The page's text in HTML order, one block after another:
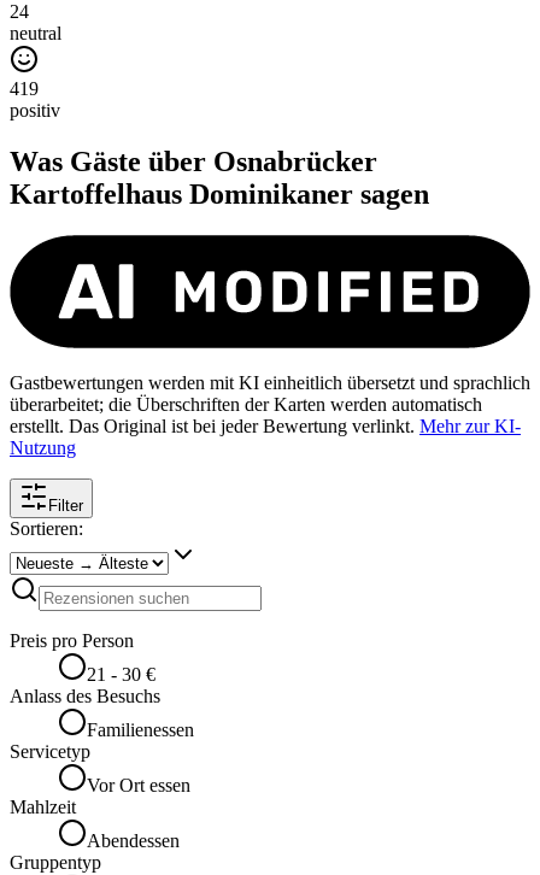
24
neutral
419
positiv
Was Gäste über Osnabrücker
Kartoffelhaus Dominikaner sagen
Gastbewertungen werden mit KI einheitlich übersetzt und sprachlich
überarbeitet; die Überschriften der Karten werden automatisch
erstellt. Das Original ist bei jeder Bewertung verlinkt. Mehr zur KI-
Nutzung
Filter
Sortieren:
Preis pro Person
21 - 30 €
Anlass des Besuchs
Familienessen
Servicetyp
Vor Ort essen
Mahlzeit
Abendessen
Gruppentyp